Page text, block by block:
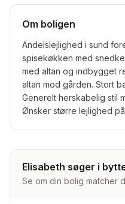
Om boligen
Andelslejlighed i sund
spisekøkken med
med altan og indbygget
altan mod gården. Stort
Generelt herskabelig stil
Ønsker større lejlighed
Elisabeth søger i
Se om din bolig matcher